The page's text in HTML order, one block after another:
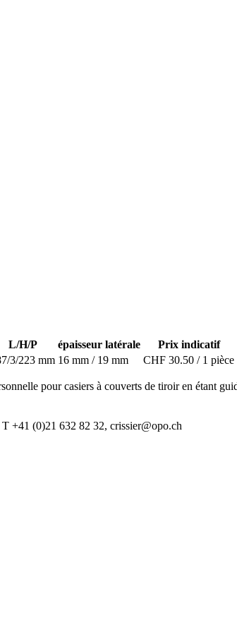
L/H/P épaisseur latérale
Prix indicatif
3/223 mm 16 mm / 19 mm CHF 30.50 / 1 pièce
pour casiers à couverts de tiroir en étant
+41 (0)21 632 82 32, crissier@opo.ch